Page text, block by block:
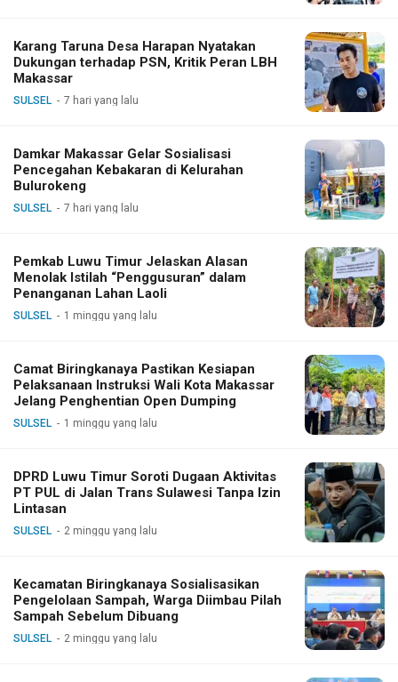
Karang Taruna Desa Harapan Nyatakan
Dukungan terhadap PSN, Kritik Peran LBH
Makassar
SULSEL 7 hari yang lalu
Damkar Makassar Gelar Sosialisasi
Pencegahan Kebakaran di Kelurahan
Bulurokeng
SULSEL 7 hari yang lalu
Pemkab Luwu Timur Jelaskan Alasan
Menolak Istilah “Penggusuran” dalam
Penanganan Lahan Laoli
SULSEL 1 minggu yang lalu
Camat Biringkanaya Pastikan Kesiapan
Pelaksanaan Instruksi Wali Kota Makassar
Jelang Penghentian Open Dumping
SULSEL 1 minggu yang lalu
DPRD Luwu Timur Soroti Dugaan Aktivitas
PT PUL di Jalan Trans Sulawesi Tanpa Izin
Lintasan
SULSEL 2 minggu yang lalu
Kecamatan Biringkanaya Sosialisasikan
Pengelolaan Sampah, Warga Diimbau Pilah
Sampah Sebelum Dibuang
SULSEL 2 minggu yang lalu